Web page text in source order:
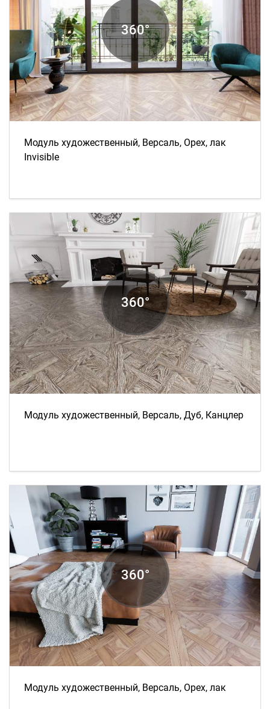
Модуль художественный, Версаль, Орех, лак
Invisible
Модуль художественный, Версаль, Дуб, Канцлер
Модуль художественный, Версаль, Орех, лак